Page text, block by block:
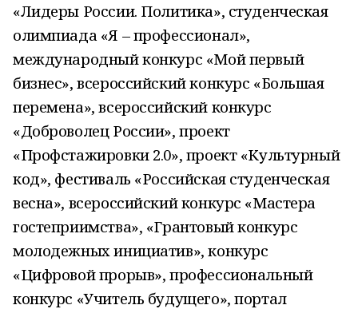
«Лидеры России. Политика», студенческая
олимпиада «Я – профессионал»,
международный конкурс «Мой первый
бизнес», всероссийский конкурс «Большая
перемена», всероссийский конкурс
«Доброволец России», проект
«Профстажировки 2.0», проект «Культурный
код», фестиваль «Российская студенческая
весна», всероссийский конкурс «Мастера
гостеприимства», «Грантовый конкурс
молодежных инициатив», конкурс
«Цифровой прорыв», профессиональный
конкурс «Учитель будущего», портал